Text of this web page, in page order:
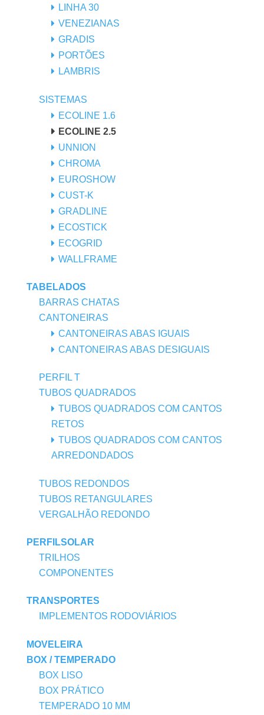
LINHA 30
VENEZIANAS
GRADIS
PORTÕES
LAMBRIS
SISTEMAS
ECOLINE 1.6
ECOLINE 2.5
UNNION
CHROMA
EUROSHOW
CUST-K
GRADLINE
ECOSTICK
ECOGRID
WALLFRAME
TABELADOS
BARRAS CHATAS
CANTONEIRAS
CANTONEIRAS ABAS IGUAIS
CANTONEIRAS ABAS DESIGUAIS
PERFIL T
TUBOS QUADRADOS
TUBOS QUADRADOS COM CANTOS
RETOS
TUBOS QUADRADOS COM CANTOS
ARREDONDADOS
TUBOS REDONDOS
TUBOS RETANGULARES
VERGALHÃO REDONDO
PERFILSOLAR
TRILHOS
COMPONENTES
TRANSPORTES
IMPLEMENTOS RODOVIÁRIOS
MOVELEIRA
BOX / TEMPERADO
BOX LISO
BOX PRÁTICO
TEMPERADO 10 MM